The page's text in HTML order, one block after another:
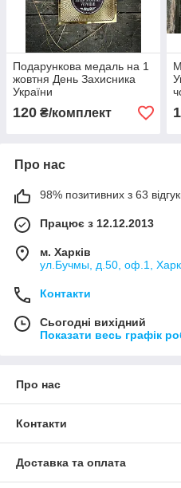
Подарункова медаль на 1
жовтня День Захисника
України
120 ₴/комплект
Про нас
98% позитивних з 63
Працює з 12.12.2013
м. Харків
ул.Бучмы, д.50, оф.1,
Контакти
Сьогодні вихідний
Показати весь графік
Про нас
Контакти
Доставка та оплата